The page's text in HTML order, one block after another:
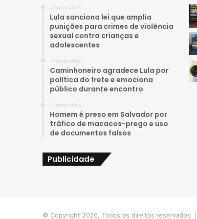
4 horas atrás
Lula sanciona lei que amplia
punições para crimes de violência
sexual contra crianças e
adolescentes
4 horas atrás
Caminhoneiro agradece Lula por
política do frete e emociona
público durante encontro
4 horas atrás
Homem é preso em Salvador por
tráfico de macacos-prego e uso
de documentos falsos
Publicidade
© Copyright 2026, Todos os direitos reservados |